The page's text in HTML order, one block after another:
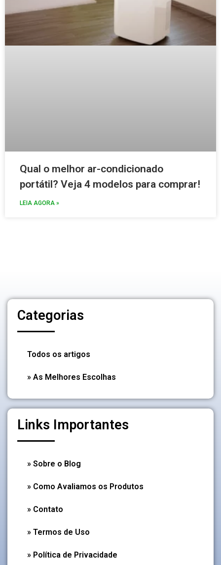
Qual o melhor ar-condicionado
portátil? Veja 4 modelos para comprar!
LEIA AGORA »
Categorias
Todos os artigos
» As Melhores Escolhas
Links Importantes
» Sobre o Blog
» Como Avaliamos os Produtos
» Contato
» Termos de Uso
» Política de Privacidade